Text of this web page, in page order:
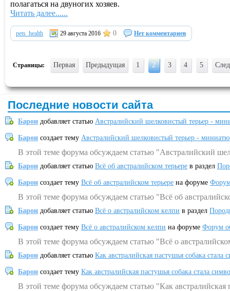
полагаться на двуногих хозяев.
Читать далее......
pets_health 29 августа 2016 0 Нет комментариев
Страницы: Первая Предыдущая 1 2 3 4 5
Последние новости сайта
Барон добавляет статью Австралийский шелковистый терьер -
Барон создает тему Австралийский шелковистый терьер -
В этой теме форума обсуждаем статью "Австралийский
Барон добавляет статью Всё об австралийском терьере в раздел
Барон создает тему Всё об австралийском терьере на форуме
В этой теме форума обсуждаем статью "Всё об
Барон добавляет статью Всё о австралийском келпи в раздел
Барон создает тему Всё о австралийском келпи на форуме Форум
В этой теме форума обсуждаем статью "Всё о
Барон добавляет статью Как австралийская пастушья собака
Барон создает тему Как австралийская пастушья собака стала
В этой теме форума обсуждаем статью "Как